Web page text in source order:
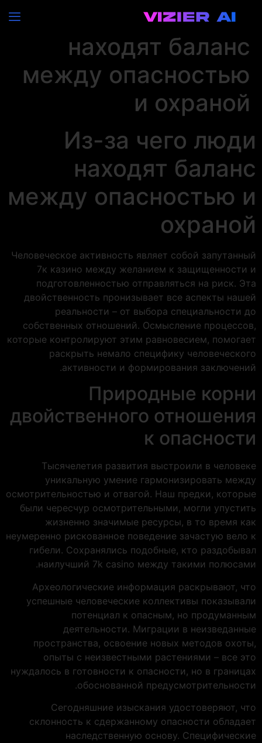
Из-за чего люди
находят баланс
между опасностью
и охраной
Из-за чего люди
находят баланс
между опасностью и
охраной
Человеческое активность являет собой запутанный
7к казино между желанием к защищенности и
подготовленностью отправляться на риск. Эта
двойственность пронизывает все аспекты нашей
реальности – от выбора специальности до
собственных отношений. Осмысление процессов,
которые контролируют этим равновесием, помогает
раскрыть немало специфику человеческого
активности и формирования заключений.
Природные корни
двойственного отношения
к опасности
Тысячелетия развития выстроили в человеке
уникальную умение гармонизировать между
осмотрительностью и отвагой. Наш предки, которые
были чересчур осмотрительными, могли упустить
жизненно значимые ресурсы, в то время как
неумеренно рискованное поведение зачастую вело к
гибели. Сохранялись подобные, кто раздобывал
наилучший 7k casino между такими полюсами.
Археологические информация раскрывают, что
успешные человеческие коллективы показывали
потенциал к опасным, но продуманным
деятельности. Миграции в неизведанные
пространства, освоение новых методов охоты,
опыты с неизвестными растениями – все это
нуждалось в готовности к опасности, но в границах
обоснованной предусмотрительности.
Сегодняшние изыскания удостоверяют, что
склонность к сдержанному опасности обладает
наследственную основу. Специфические